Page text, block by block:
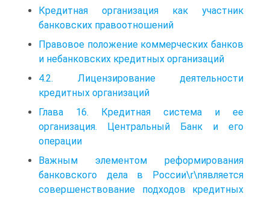
Кредитная организация как участник
банковских правоотношений
Правовое положение коммерческих банков
и небанковских кредитных организаций
4.2. Лицензирование деятельности
кредитных организаций
Глава 16. Кредитная система и ее
организация. Центральный Банк и его
операции
Важным элементом реформирования
банковского дела в России\r\nявляется
совершенствование подходов кредитных